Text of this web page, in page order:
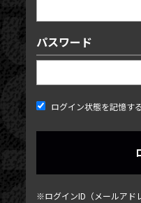
パスワード
ログイン状態を記憶する
※ログインID（メールアド